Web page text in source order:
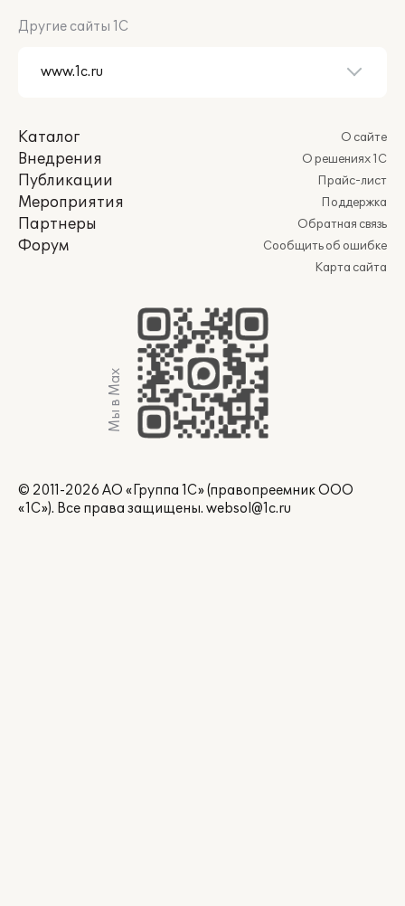
Другие сайты 1С
Каталог
Внедрения
Публикации
Мероприятия
Партнеры
Форум
О сайте
О решениях 1С
Прайс-лист
Поддержка
Обратная связь
Сообщить об ошибке
Карта сайта
Мы в Max
© 2011-2026 АО «Группа 1С» (правопреемник ООО
«1С»). Все права защищены. websol@1c.ru